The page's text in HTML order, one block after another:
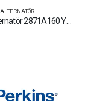
ALTERNATÖR
Perkins Alternatör 2871A160 Yedek Parça Fiyat Tamir Bakım Satan Firmalar